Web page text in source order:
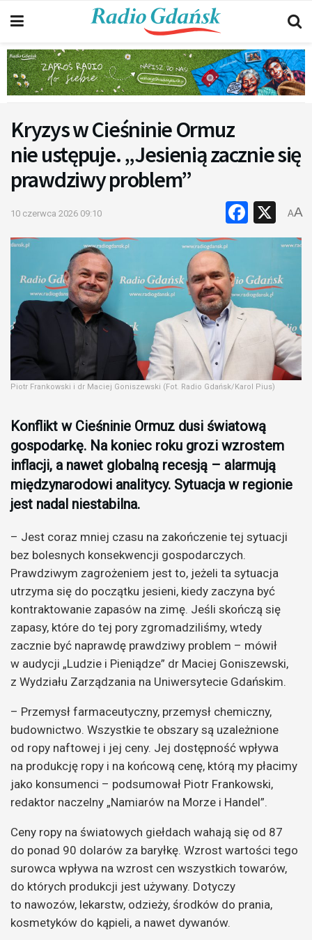
Kryzys w Cieśninie Ormuz
nie ustępuje. „Jesienią zacznie się
prawdziwy problem”
10 czerwca 2026 09:10 X
AA
Piotr Frankowski i dr Maciej Goniszewski (Fot. Radio Gdańsk/Karol Pius)
Konflikt w Cieśninie Ormuz dusi światową
gospodarkę. Na koniec roku grozi wzrostem
inflacji, a nawet globalną recesją – alarmują
międzynarodowi analitycy. Sytuacja w regionie
jest nadal niestabilna.
– Jest coraz mniej czasu na zakończenie tej sytuacji
bez bolesnych konsekwencji gospodarczych.
Prawdziwym zagrożeniem jest to, jeżeli ta sytuacja
utrzyma się do początku jesieni, kiedy zaczyna być
kontraktowanie zapasów na zimę. Jeśli skończą się
zapasy, które do tej pory zgromadziliśmy, wtedy
zacznie być naprawdę prawdziwy problem – mówił
w audycji „Ludzie i Pieniądze” dr Maciej Goniszewski,
z Wydziału Zarządzania na Uniwersytecie Gdańskim.
– Przemysł farmaceutyczny, przemysł chemiczny,
budownictwo. Wszystkie te obszary są uzależnione
od ropy naftowej i jej ceny. Jej dostępność wpływa
na produkcję ropy i na końcową cenę, którą my płacimy
jako konsumenci – podsumował Piotr Frankowski,
redaktor naczelny „Namiarów na Morze i Handel”.
Ceny ropy na światowych giełdach wahają się od 87
do ponad 90 dolarów za baryłkę. Wzrost wartości tego
surowca wpływa na wzrost cen wszystkich towarów,
do których produkcji jest używany. Dotyczy
to nawozów, lekarstw, odzieży, środków do prania,
kosmetyków do kąpieli, a nawet dywanów.